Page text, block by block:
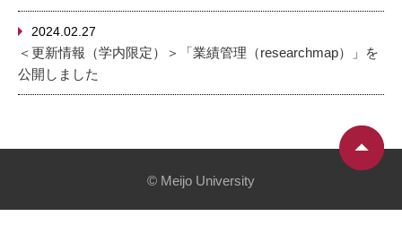
2024.02.27
＜更新情報（学内限定）＞「業績管理（researchmap）」を
公開しました
© Meijo University